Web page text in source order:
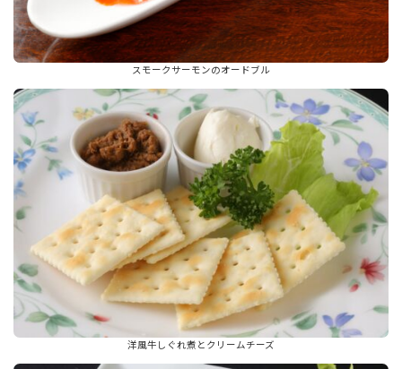
スモークサーモンのオードブル
洋風牛しぐれ煮とクリームチーズ